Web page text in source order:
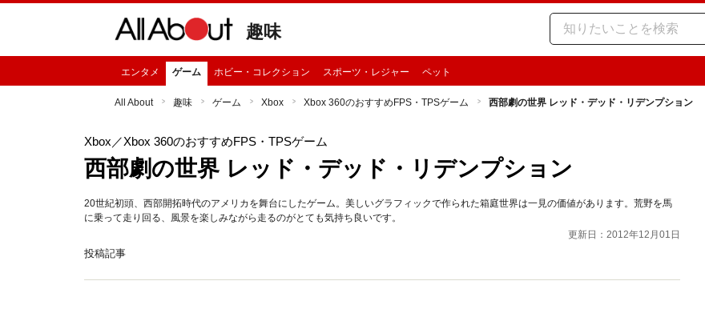
趣味
エンタメ ゲーム ホビー・コレクション スポーツ・レジャー ペット
All About 趣味 ゲーム Xbox Xbox 360のおすすめFPS・TPSゲーム 西部劇の世界 レッド・デッド・リデンプション
Xbox ／Xbox 360のおすすめFPS・TPSゲーム
西部劇の世界 レッド・デッド・リデンプション
20世紀初頭、西部開拓時代のアメリカを舞台にしたゲーム。美しいグラフィックで作られた箱庭世界は一見の価値があります。荒野を馬
に乗って走り回る、風景を楽しみながら走るのがとても気持ち良いです。
更新日：2012年12月01日
投稿記事